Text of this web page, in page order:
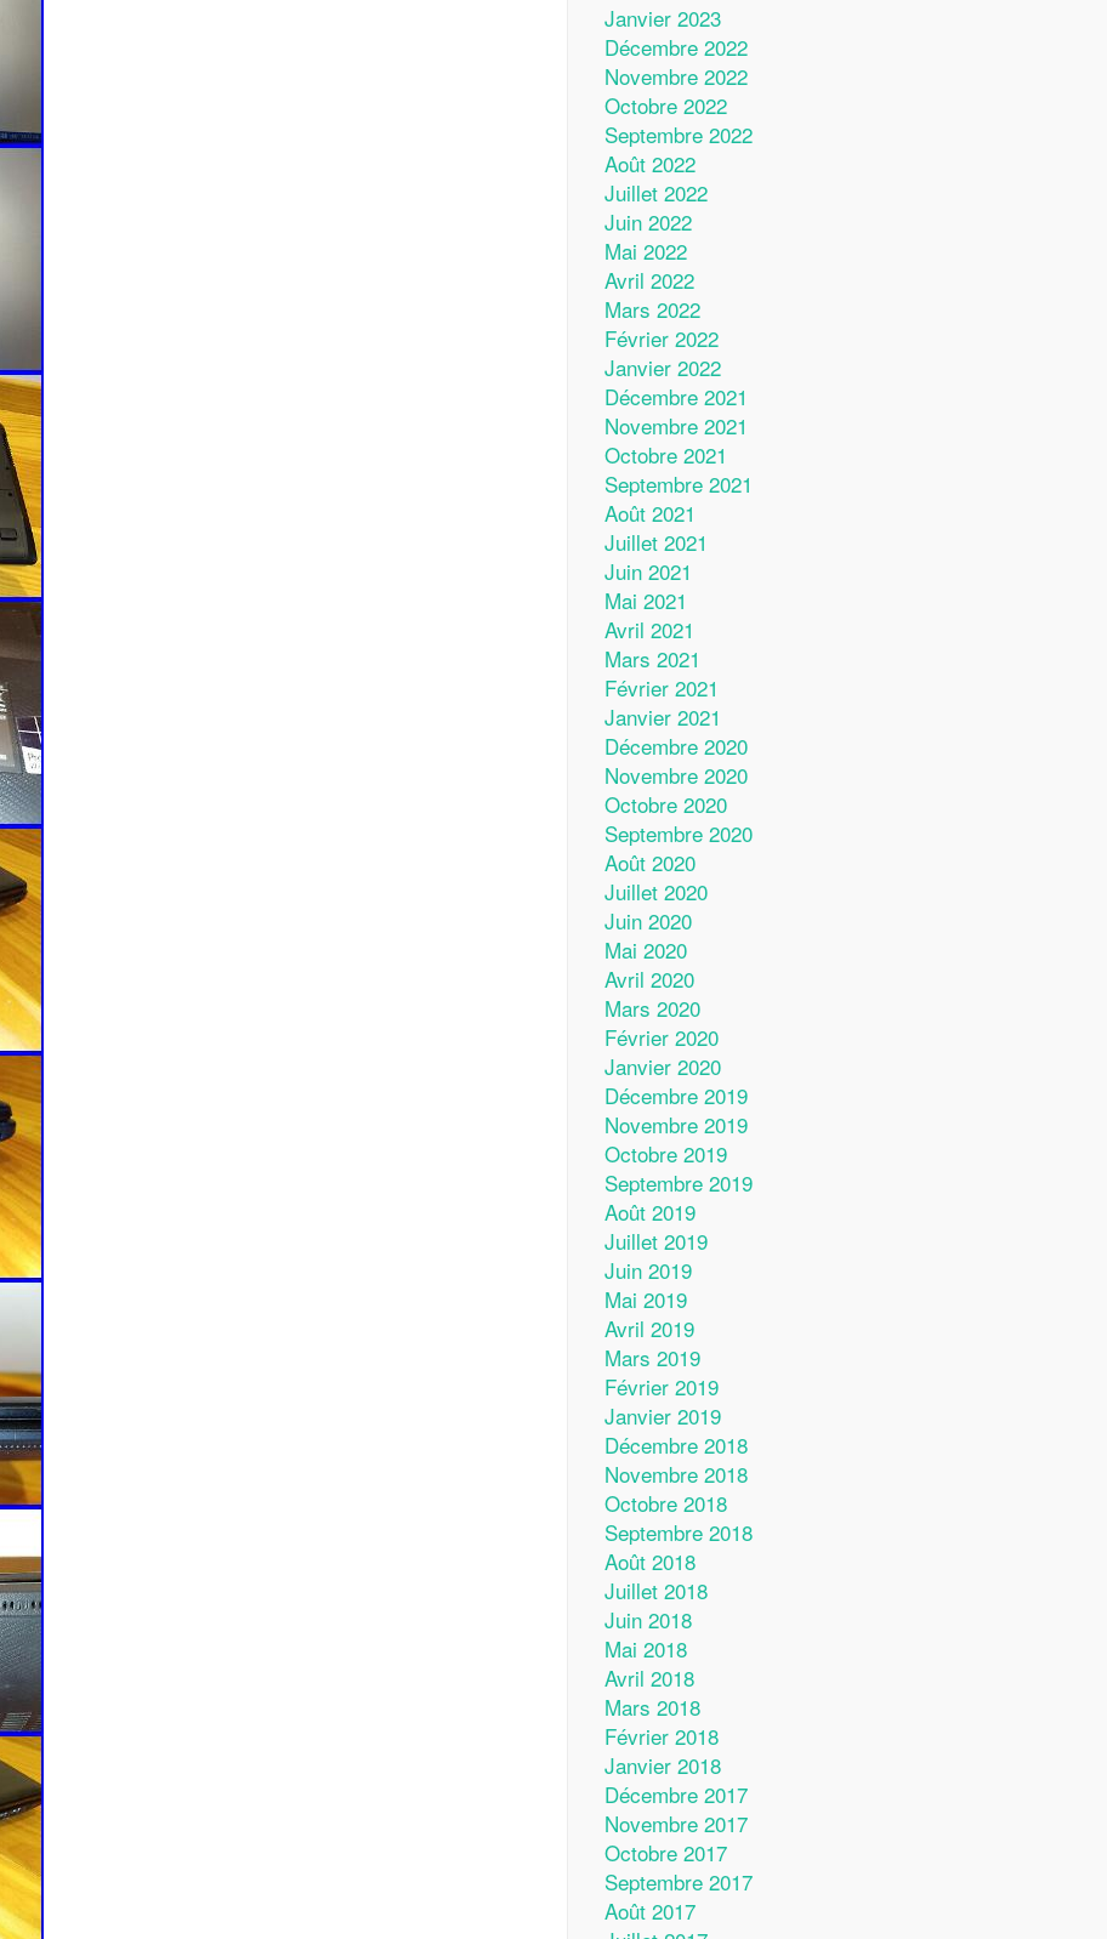
Janvier 2023
Décembre 2022
Novembre 2022
Octobre 2022
Septembre 2022
Août 2022
Juillet 2022
Juin 2022
Mai 2022
Avril 2022
Mars 2022
Février 2022
Janvier 2022
Décembre 2021
Novembre 2021
Octobre 2021
Septembre 2021
Août 2021
Juillet 2021
Juin 2021
Mai 2021
Avril 2021
Mars 2021
Février 2021
Janvier 2021
Décembre 2020
Novembre 2020
Octobre 2020
Septembre 2020
Août 2020
Juillet 2020
Juin 2020
Mai 2020
Avril 2020
Mars 2020
Février 2020
Janvier 2020
Décembre 2019
Novembre 2019
Octobre 2019
Septembre 2019
Août 2019
Juillet 2019
Juin 2019
Mai 2019
Avril 2019
Mars 2019
Février 2019
Janvier 2019
Décembre 2018
Novembre 2018
Octobre 2018
Septembre 2018
Août 2018
Juillet 2018
Juin 2018
Mai 2018
Avril 2018
Mars 2018
Février 2018
Janvier 2018
Décembre 2017
Novembre 2017
Octobre 2017
Septembre 2017
Août 2017